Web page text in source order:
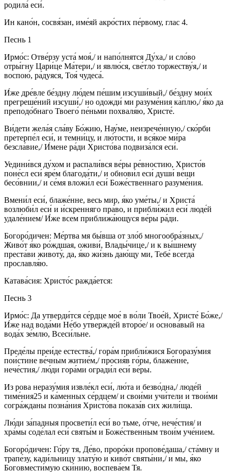
родила́ еси́.
Ин кано́н, сосвя́зан, име́яй акро́стих пе́рвому, глас 4.
Песнь 1
Ирмо́с: Отве́рзу уста́ моя́,/ и напо́лнятся Ду́ха,/ и сло́во
отры́гну Цари́це Ма́тери,/ и явлю́ся, све́тло торжеству́я,/ и
воспою́, ра́дуяся, Тоя́ чудеса́.
И́же дре́вле бе́здну лю́дем пе́шим изсуши́вый,/ бе́здну мои́х
прегреше́ний изсуши́,/ но одожди́ ми разуме́ния ка́плю,/ я́ко да
преподо́бнаго Твоего́ пе́ньми похваля́ю, Христе́.
Ви́дети жела́я сла́ву Бо́жию, Нау́ме, неизрече́нную,/ ско́рби
претерпе́л еси́, и темни́цу, и лю́тости, и вся́кое ми́ра
безсла́вие,/ И́мене ра́ди Христо́ва подвиза́лся еси́.
Уедини́вся ду́хом и распали́вся ве́ры ре́вностию, Христо́в
поне́сл еси́ яре́м благода́ти,/ и обнови́л еси́ души́ ве́щи
бесо́внии,/ и се́мя вложи́л еси́ Боже́ственнаго разуме́ния.
Вмени́л еси́, блаже́нне, весь мир, я́ко уме́ты,/ и Христа́
возлюби́л еси́ и и́скренняго пра́во, и прибли́жил еси́ люде́й
удале́нием/ И́же всем приближа́ющуся ве́ры ра́ди.
Богоро́дичен: Ме́ртва мя бы́вша от зло́б многообра́зных,/
Живо́т я́ко ро́ждшая, оживи́, Влады́чице,/ и к вы́шнему
преста́ви животу́, да, я́ко жи́знь даю́щу ми, Тебе́ всегда́
прославля́ю.
Катава́сия: Христо́с ражда́ется:
Песнь 3
Ирмо́с: Да утверди́тся се́рдце мое́ в во́ли Твое́й, Христе́ Бо́же,/
И́же над вода́ми Не́бо утвержде́й второ́е/ и основа́вый на
вода́х зе́млю, Всеси́льне.
Преде́лы преи́де естества́,/ гора́м прибли́жися Богоразу́мия
пои́стине ве́чным житие́м,/ просия́в го́ры, блаже́нне,
нече́стия,/ лю́ди гора́ми огради́л еси́ ве́ры.
Из рова неразу́мия извле́кл еси́, лю́та и безво́дна,/ люде́й
тиме́ния25 и ка́менных се́рдцем/ и свои́ми учи́тели и твои́ми
согра́жданы позна́ния Христо́ва показа́в сих жили́ща.
Лю́ди за́падныя просвети́л еси́ во тьме, о́тче, нече́стия/ и
хра́мы соде́лал еси́ святы́м и Боже́ственным твои́м уче́нием.
Богоро́дичен: Го́ру тя, Де́во, проро́ки пропове́даша,/ ста́мну и
трапе́зу, кади́льницу злату́ю и киво́т святы́ни,/ и мы, я́ко
Боговмести́мую ски́нию, воспева́ем Тя.